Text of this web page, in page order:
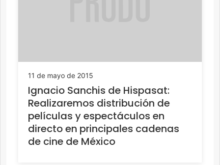
11 de mayo de 2015
Ignacio Sanchis de Hispasat:
Realizaremos distribución de
películas y espectáculos en
directo en principales cadenas
de cine de México